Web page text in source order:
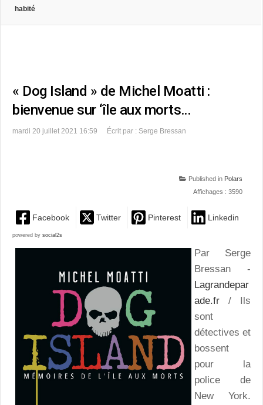
habité
« Dog Island » de Michel Moatti :
bienvenue sur ‘île aux morts…
mardi 20 juillet 2021 16:59 Écrit par : Serge Bressan
Published in Polars
Affichages : 3590
Facebook Twitter Pinterest Linkedin
powered by social2s
Par Serge
Bressan -
Lagrandepar
ade.fr / Ils
sont
détectives et
bossent
pour la
police de
New York.